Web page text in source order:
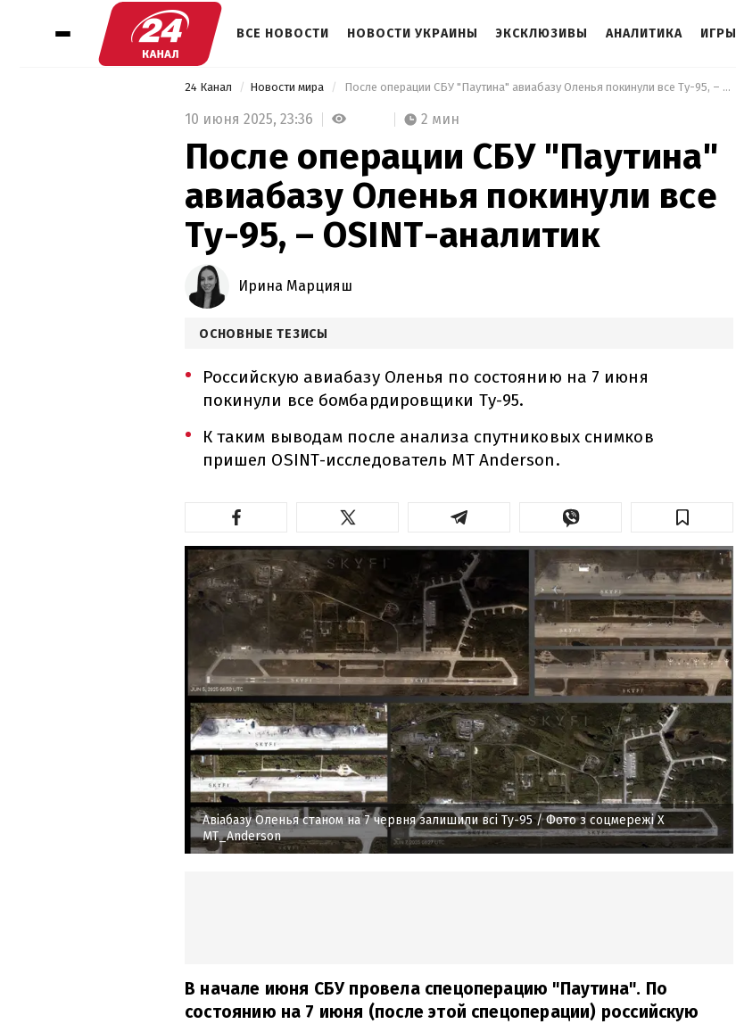
ВСЕ НОВОСТИ НОВОСТИ УКРАИНЫ ЭКСКЛЮЗИВЫ АНАЛИТИКА ИГРЫ
24 Канал Новости мира После операции СБУ "Паутина" авиабазу Оленья покинули все Ту-95, – OSINT-аналитик
10 июня 2025, 23:36 2 мин
После операции СБУ "Паутина"
авиабазу Оленья покинули все
Ту-95, – OSINT-аналитик
Ирина Марцияш
ОСНОВНЫЕ ТЕЗИСЫ
Российскую авиабазу Оленья по состоянию на 7 июня
покинули все бомбардировщики Ту-95.
К таким выводам после анализа спутниковых снимков
пришел OSINT-исследователь MT Anderson.
Авіабазу Оленья станом на 7 червня залишили всі Ту-95/ Фото з соцмережі Х
MT_Anderson
В начале июня СБУ провела спецоперацию "Паутина". По
состоянию на 7 июня (после этой спецоперации) российскую